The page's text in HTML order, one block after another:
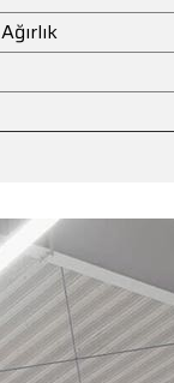
Ağırlık